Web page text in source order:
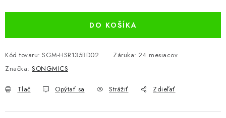
DO KOŠÍKA
Kód tovaru: SGM-HSR135BD02 Záruka: 24 mesiacov
Značka: SONGMICS
Tlač Opýtať sa Strážiť Zdieľať